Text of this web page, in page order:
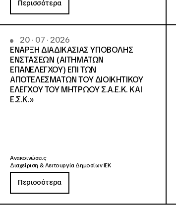
Περισσότερα
20 · 07 · 2026
ΕΝΑΡΞΗ ΔΙΑΔΙΚΑΣΙΑΣ ΥΠΟΒΟΛΗΣ
ΕΝΣΤΑΣΕΩΝ (ΑΙΤΗΜΑΤΩΝ
ΕΠΑΝΕΛΕΓΧΟΥ) ΕΠΙ ΤΩΝ
ΑΠΟΤΕΛΕΣΜΑΤΩΝ ΤΟΥ ΔΙΟΙΚΗΤΙΚΟΥ
ΕΛΕΓΧΟΥ ΤΟΥ ΜΗΤΡΩΟΥ Σ.Α.Ε.Κ. ΚΑΙ
Ε.Σ.Κ.»
Ανακοινώσεις
Διαχείριση & Λειτουργία Δημοσίων ΙΕΚ
Περισσότερα